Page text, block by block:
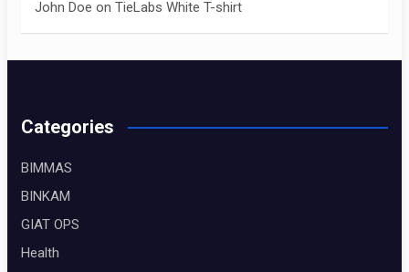
John Doe on TieLabs White T-shirt
Categories
BIMMAS
BINKAM
GIAT OPS
Health